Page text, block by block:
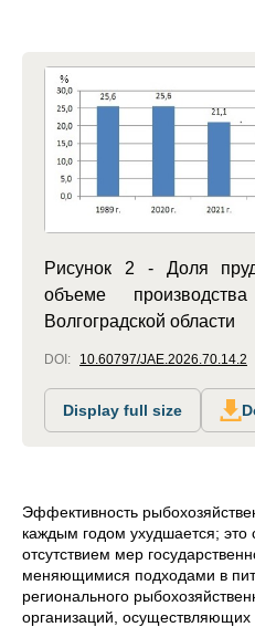
Рисунок 2 - Доля
объеме
Волгоградской области
DOI: 10.60797/JAE.2026.70.14.2
Display full size
Эффективность
каждым годом ухудшается; это
отсутствием мер
меняющимися подходами в
регионального
организаций,